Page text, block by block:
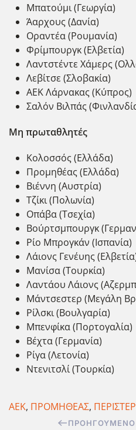
Μπατούμι (Γεωργία)
Άαρχους (Δανία)
Οραντέα (Ρουμανία)
Φρίμπουργκ (Ελβετία)
Λαντστέντε Χάμερς
Λεβίτσε (Σλοβακία)
ΑΕΚ Λάρνακας (Κύπρος)
Σαλόν Βιλπάς
Μη πρωταθλητές
Κολοσσός (Ελλάδα)
Προμηθέας (Ελλάδα)
Βιέννη (Αυστρία)
Τζίκι (Πολωνία)
Οπάβα (Τσεχία)
Βούρτσμπουργκ
Ρίο Μπρογκάν (Ισπανία)
Λάιονς Γενέυης
Μανίσα (Τουρκία)
Λαντάου Λάιονς
Μάντσεστερ (Μεγάλη
Ρίλσκι (Βουλγαρία)
Μπενφίκα (Πορτογαλία)
Βέχτα (Γερμανία)
Ρίγα (Λετονία)
Ντενιτσλί (Τουρκία)
ΑΕΚ, ΠΡΟΜΗΘΕΑΣ,
ΠΡΟΗΓΟΎΜΕΝΟ